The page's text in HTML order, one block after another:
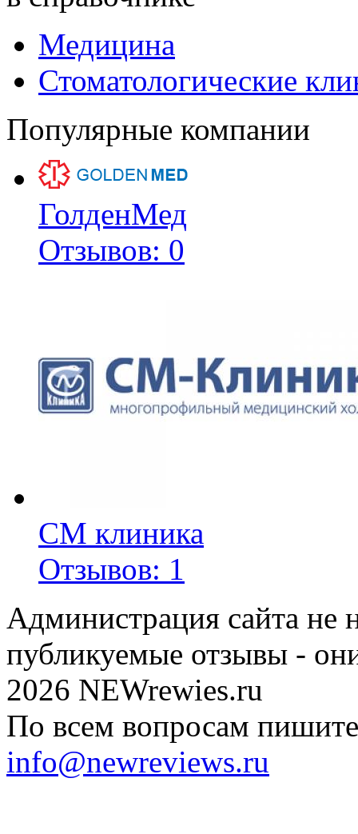
Медицина
Стоматологические
Популярные компании
ГолденМед
Отзывов: 0
СМ клиника
Отзывов: 1
Администрация сайта не
публикуемые отзывы -
2026 NEWrewies.ru
По всем вопросам
info@newreviews.ru